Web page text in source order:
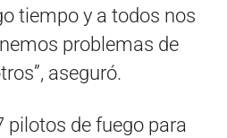
tiempo y a todos nos
problemas de
aseguró.
pilotos de fuego para